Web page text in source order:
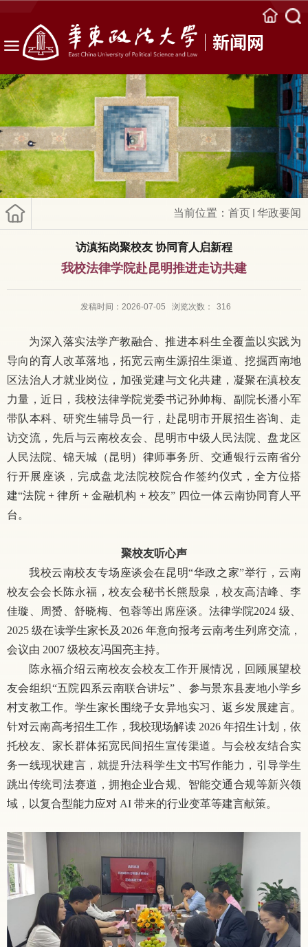
新闻网
当前位置： 首页 华政要闻
访滇拓岗聚校友 协同育人启新程
我校法律学院赴昆明推进走访共建
发稿时间：2026-07-05 浏览次数： 316
为深入落实法学产教融合、推进本科生全覆盖以实践为
导向的育人改革落地，拓宽云南生源招生渠道、挖掘西南地
区法治人才就业岗位，加强党建与文化共建，凝聚在滇校友
力量，近日，我校法律学院党委书记孙帅梅、副院长潘小军
带队本科、研究生辅导员一行，赴昆明市开展招生咨询、走
访交流，先后与云南校友会、昆明市中级人民法院、盘龙区
人民法院、锦天城（昆明）律师事务所、交通银行云南省分
行开展座谈，完成盘龙法院校院合作签约仪式，全方位搭
建“法院 + 律所 + 金融机构 + 校友” 四位一体云南协同育人平
台。
聚校友听心声
我校云南校友专场座谈会在昆明“华政之家”举行，云南
校友会会长陈永福，校友会秘书长熊殷泉，校友高洁峰、李
佳璇、周赟、舒晓梅、包蓉等出席座谈。法律学院2024 级、
2025 级在读学生家长及2026 年意向报考云南考生列席交流，
会议由 2007 级校友冯国亮主持。
陈永福介绍云南校友会校友工作开展情况，回顾展望校
友会组织“五院四系云南联合讲坛” 、参与景东县麦地小学乡
村支教工作。学生家长围绕子女异地实习、返乡发展建言。
针对云南高考招生工作，我校现场解读 2026 年招生计划，依
托校友、家长群体拓宽民间招生宣传渠道。与会校友结合实
务一线现状建言，就提升法科学生文书写作能力，引导学生
跳出传统司法赛道，拥抱企业合规、智能交通合规等新兴领
域，以复合型能力应对 AI 带来的行业变革等建言献策。